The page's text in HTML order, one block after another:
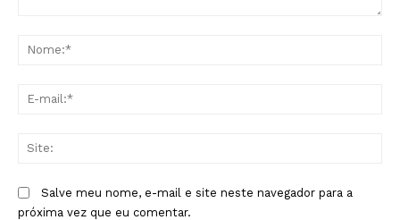
Salve meu nome, e-mail e site neste navegador para a
próxima vez que eu comentar.